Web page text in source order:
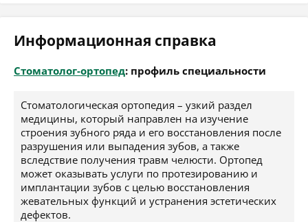
Информационная справка
Стоматолог-ортопед: профиль специальности
Стоматологическая ортопедия – узкий раздел
медицины, который направлен на изучение
строения зубного ряда и его восстановления после
разрушения или выпадения зубов, а также
вследствие получения травм челюсти. Ортопед
может оказывать услуги по протезированию и
имплантации зубов с целью восстановления
жевательных функций и устранения эстетических
дефектов.